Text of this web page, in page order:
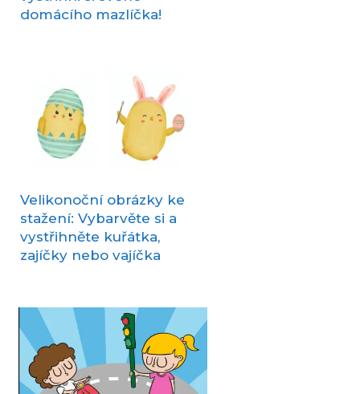
domácího mazlíčka!
Velikonoční obrázky ke
stažení: Vybarvěte si a
vystřihněte kuřátka,
zajíčky nebo vajíčka